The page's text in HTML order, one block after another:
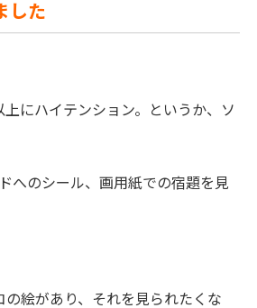
した
にハイテンション。というか、ソ
へのシール、画用紙での宿題を見
絵があり、それを見られたくな